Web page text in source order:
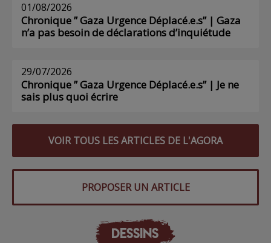
01/08/2026
Chronique ” Gaza Urgence Déplacé.e.s” | Gaza
n’a pas besoin de déclarations d’inquiétude
29/07/2026
Chronique ” Gaza Urgence Déplacé.e.s” | Je ne
sais plus quoi écrire
VOIR TOUS LES ARTICLES DE L'AGORA
PROPOSER UN ARTICLE
DESSINS